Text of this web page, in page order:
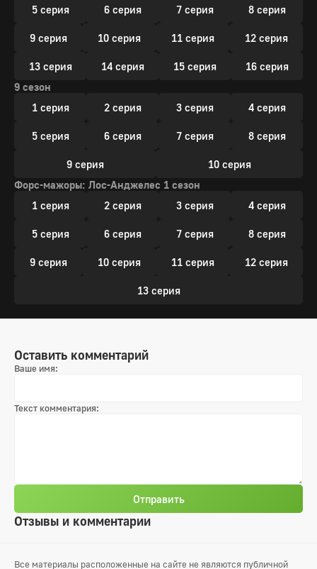
5 серия 6 серия 7 серия 8 серия
9 серия 10 серия 11 серия 12 серия
13 серия 14 серия 15 серия
16 серия
9 сезон
1 серия
2 серия 3 серия 4 серия
5 серия 6 серия 7 серия 8 серия
9 серия
10 серия
Форс-мажоры: Лос-Анджелес 1 сезон
1 серия
2 серия 3 серия 4 серия
5 серия 6 серия 7 серия 8 серия
9 серия 10 серия 11 серия 12 серия
13 серия
Отзывы и комментарии
Оставить комментарий
Ваше имя:
Текст комментария:
Отправить
Все материалы расположенные на сайте не являются публичной